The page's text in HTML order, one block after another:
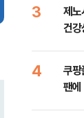
3
제노
건강
4
쿠
팬